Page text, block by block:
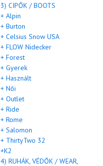
3) CIPŐK / BOOTS
+ Alpin
+ Burton
+ Celsius Snow USA
+ FLOW Nidecker
+ Forest
+ Gyerek
+ Használt
+ Női
+ Outlet
+ Ride
+ Rome
+ Salomon
+ ThirtyTwo 32
+K2
4) RUHÁK, VÉDŐK / WEAR,